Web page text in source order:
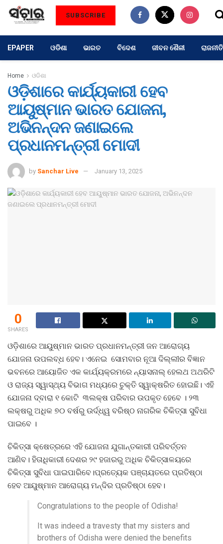
SUBSCRIBE
EPAPER ଓଡିଶା ଭାରତ ବିଦେଶ ଜୀବନ ଶୈଳୀ ରାଜନୀତି
Home ଓଡିଶା
ଓଡ଼ିଶାରେ କାର୍ଯ୍ୟକାରୀ ହେବ
ଆୟୁଷ୍ମାନ ଭାରତ ଯୋଜନା,
ଅଭିନନ୍ଦନ ଜଣାଇଲେ
ପ୍ରଧାନମନ୍ତ୍ରୀ ମୋଦୀ
by Sanchar Live January 13, 2025
0
SHARES
ଓଡ଼ିଶାରେ ଆୟୁଷ୍ମାନ ଭାରତ ପ୍ରଧାନମନ୍ତ୍ରୀ ଜନ ଆରୋଗ୍ୟ
ଯୋଜନା ଉପଲବ୍ଧ ହେବ। ଏନେଇ ସୋମବାର ନୂଆ ଦିଲ୍ଲୀର ବିଜ୍ଞାନ
ଭବନରେ ଆୟୋଜିତ ଏକ କାର୍ଯ୍ୟକ୍ରମରେ ନ୍ୟାସନାଲ୍ ହେଲଥ ଅଥରିଟି
ଓ ରାଜ୍ୟ ସ୍ୱାସ୍ଥ୍ୟ ବିଭାଗ ମଧ୍ୟରେ ଚୁକ୍ତି ସ୍ୱାକ୍ଷରିତ ହୋଇଛି। ଏହି
ଯୋଜନା ଦ୍ବାରା ୧ କୋଟି ୩ଲକ୍ଷ ପରିବାର ଉପକୃତ ହେବେ । ୨୩
ଲକ୍ଷରୁ ଅଧିକ ୭୦ ବର୍ଷରୁ ଉର୍ଦ୍ଧ୍ୱ ବରିଷ୍ଠ ନାଗରିକ ଚିକିତ୍ସା ସୁବିଧା
ପାଇବେ ।
ଚିକିତ୍ସା କ୍ଷେତ୍ରରେ ଏହି ଯୋଜନା ଯୁଗାନ୍ତକାରୀ ପରିବର୍ତ୍ତନ
ଆଣିବ। ହିତାଧିକାରୀ ଦେଶର ୨୯ ହଜାରରୁ ଅଧିକ ଚିକିତ୍ସାଳୟରେ
ଚିକିତ୍ସା ସୁବିଧା ପାଇପାରିବେ।ପ୍ରତ୍ୟେକ ପଞ୍ଚାୟତରେ ପ୍ରତିଷ୍ଠା
ହେବ ଆୟୁଷ୍ମାନ ଆରୋଗ୍ୟ ମନ୍ଦିର ପ୍ରତିଷ୍ଠା ହେବ।
Congratulations to the people of Odisha!
It was indeed a travesty that my sisters and
brothers of Odisha were denied the benefits